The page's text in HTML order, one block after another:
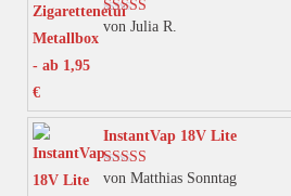
Bewertet mit
von Julia R.
InstantVap 18V Lite
Bewertet mit
von Matthias Sonntag